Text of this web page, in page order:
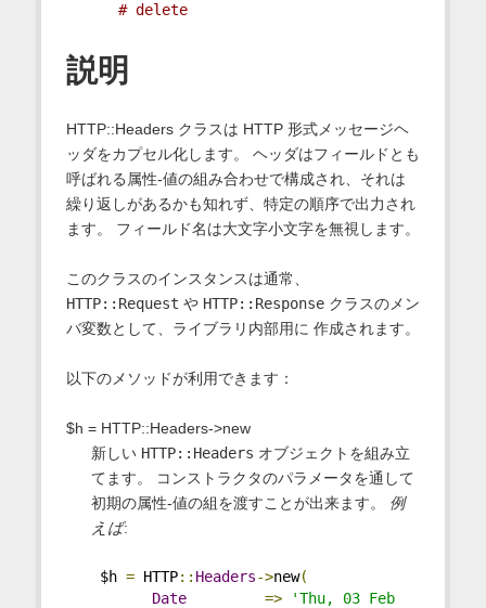
# delete
説明
HTTP::Headers クラスは HTTP 形式メッセージヘ
ッダをカプセル化します。 ヘッダはフィールドとも
呼ばれる属性-値の組み合わせで構成され、それは
繰り返しがあるかも知れず、特定の順序で出力され
ます。 フィールド名は大文字小文字を無視します。
このクラスのインスタンスは通常、
HTTP::Request や HTTP::Responseクラスのメン
バ変数として、ライブラリ内部用に 作成されます。
以下のメソッドが利用できます：
$h = HTTP::Headers->new
新しい HTTP::Headers オブジェクトを組み立
てます。 コンストラクタのパラメータを通して
初期の属性-値の組を渡すことが出来ます。 例
えば:
$h = HTTP:: Headers->new(
Date
=>
'Thu, 03 Feb